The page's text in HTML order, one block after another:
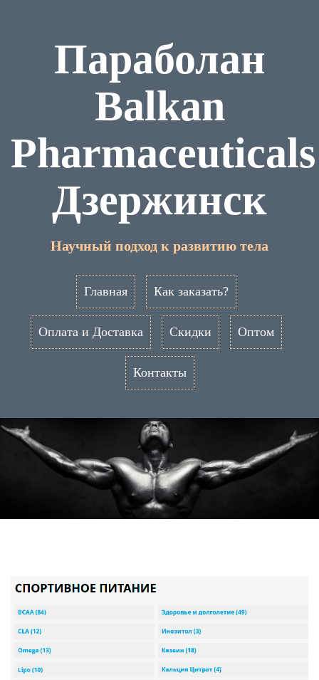
Параболан
Balkan
Pharmaceuticals
Дзержинск
Научный подход к развитию тела
Главная Как заказать?
Оплата и Доставка Скидки Оптом
Контакты